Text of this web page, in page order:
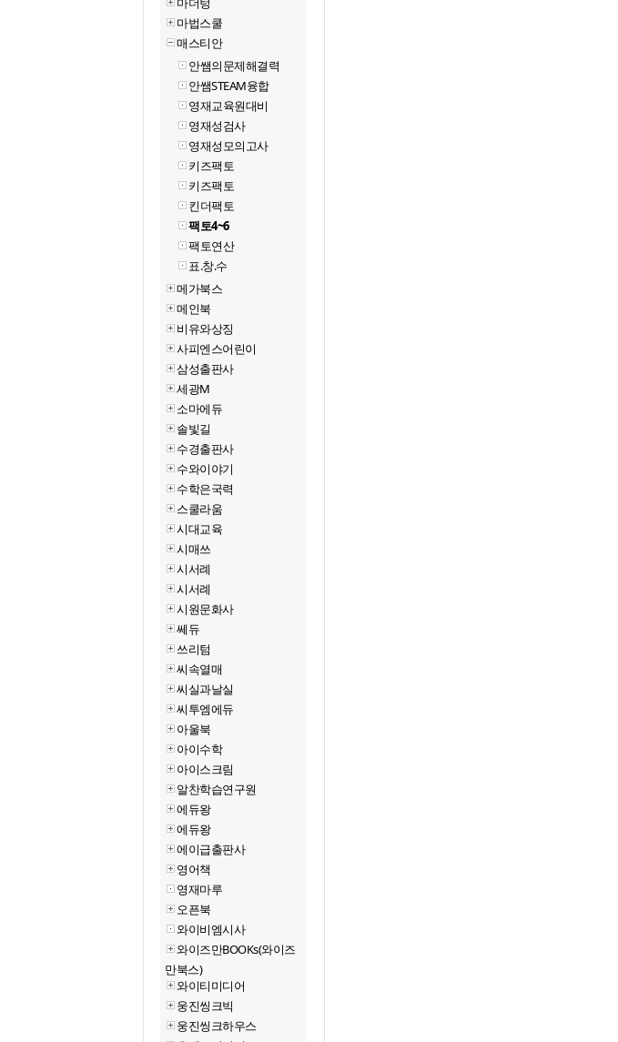
마법스쿨
매스티안
안쌤의문제해결력
안쌤STEAM융합
영재교육원대비
영재성검사
영재성모의고사
키즈팩토
키즈팩토
킨더팩토
팩토4~6
팩토연산
표.창.수
메가북스
메인북
비유와상징
사피엔스어린이
삼성출판사
세광M
소마에듀
솔빛길
수경출판사
수와이야기
수학은국력
스쿨라움
시대교육
시매쓰
시서례
시서례
시원문화사
쎄듀
쓰리텀
씨속열매
씨실과날실
씨투엠에듀
아울북
아이수학
아이스크림
알찬학습연구원
에듀왕
에듀왕
에이급출판사
영어책
영재마루
오픈북
와이비엠시사
와이즈만BOOKs(와이즈
만북스)
와이티미디어
웅진씽크빅
웅진씽크하우스